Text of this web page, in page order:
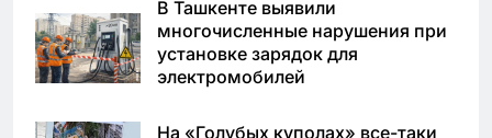
В Ташкенте выявили
многочисленные нарушения при
установке зарядок для
электромобилей
На «Голубых куполах» все-таки